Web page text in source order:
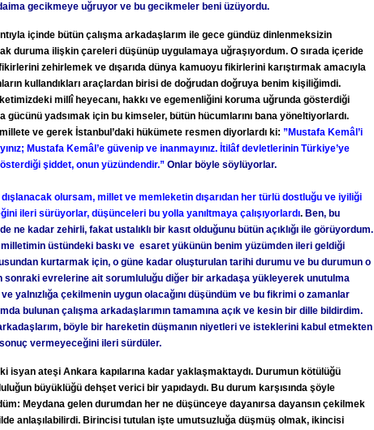
gecikmeye uğruyor ve bu gecikmeler beni üzüyordu.
içinde bütün çalışma arkadaşlarım ile gece gündüz dinlenmeksizin
duruma ilişkin çareleri düşünüp uygulamaya uğraşıyordum. O sırada içeride
fikirlerini zehirlemek ve dışarıda dünya kamuoyu fikirlerini karıştırmak amacıyla
kullandıkları araçlardan birisi de doğrudan doğruya benim kişiliğimdi.
millî heyecanı, hakkı ve egemenliğini koruma uğrunda gösterdiği
gücünü yadsımak için bu kimseler, bütün hücumlarını bana yöneltiyorlardı.
ve gerek İstanbul’daki hükümete resmen diyorlardı ki: ”Mustafa Kemâl’i
Mustafa Kemâl’e güvenip ve inanmayınız. İtilâf devletlerinin Türkiye’ye
şiddet, onun yüzündendir.” Onlar böyle söylüyorlar.
dışlanacak olursam, millet ve memleketin dışarıdan her türlü dostluğu ve iyiliği
ileri sürüyorlar, düşünceleri bu yolla yanıltmaya çalışıyorlardı. Ben, bu
ne kadar zehirli, fakat ustalıklı bir kasıt olduğunu bütün açıklığı ile görüyordum.
üstündeki baskı ve esaret yükünün benim yüzümden ileri geldiği
kurtarmak için, o güne kadar oluşturulan tarihi durumu ve bu durumun o
sonraki evrelerine ait sorumluluğu diğer bir arkadaşa yükleyerek unutulma
yalnızlığa çekilmenin uygun olacağını düşündüm ve bu fikrimi o zamanlar
bulunan çalışma arkadaşlarımın tamamına açık ve kesin bir dille bildirdim.
böyle bir hareketin düşmanın niyetleri ve isteklerini kabul etmekten
vermeyeceğini ileri sürdüler.
isyan ateşi Ankara kapılarına kadar yaklaşmaktaydı. Durumun kötülüğü
büyüklüğü dehşet verici bir yapıdaydı. Bu durum karşısında şöyle
Meydana gelen durumdan her ne düşünceye dayanırsa dayansın çekilmek
anlaşılabilirdi. Birincisi tutulan işte umutsuzluğa düşmüş olmak, ikincisi